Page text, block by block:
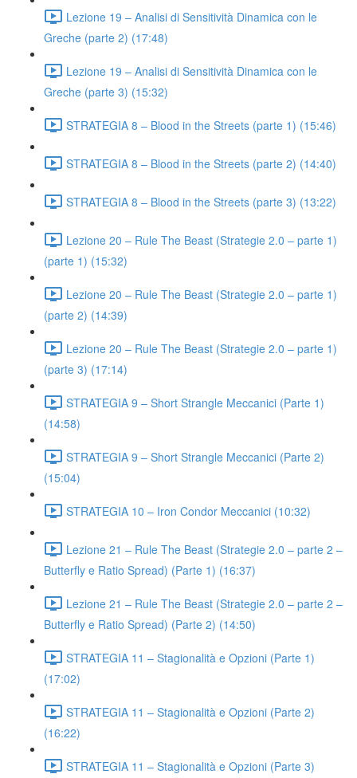
Lezione 19 – Analisi di Sensitività Dinamica con le
Greche (parte 2) (17:48)
Lezione 19 – Analisi di Sensitività Dinamica con le
Greche (parte 3) (15:32)
STRATEGIA 8 – Blood in the Streets (parte 1) (15:46)
STRATEGIA 8 – Blood in the Streets (parte 2) (14:40)
STRATEGIA 8 – Blood in the Streets (parte 3) (13:22)
Lezione 20 – Rule The Beast (Strategie 2.0 – parte 1)
(parte 1) (15:32)
Lezione 20 – Rule The Beast (Strategie 2.0 – parte 1)
(parte 2) (14:39)
Lezione 20 – Rule The Beast (Strategie 2.0 – parte 1)
(parte 3) (17:14)
STRATEGIA 9 – Short Strangle Meccanici (Parte 1)
(14:58)
STRATEGIA 9 – Short Strangle Meccanici (Parte 2)
(15:04)
STRATEGIA 10 – Iron Condor Meccanici (10:32)
Lezione 21 – Rule The Beast (Strategie 2.0 – parte 2 –
Butterfly e Ratio Spread) (Parte 1) (16:37)
Lezione 21 – Rule The Beast (Strategie 2.0 – parte 2 –
Butterfly e Ratio Spread) (Parte 2) (14:50)
STRATEGIA 11 – Stagionalità e Opzioni (Parte 1)
(17:02)
STRATEGIA 11 – Stagionalità e Opzioni (Parte 2)
(16:22)
STRATEGIA 11 – Stagionalità e Opzioni (Parte 3)